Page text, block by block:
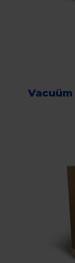
Vacuüm